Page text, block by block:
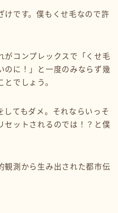
けです。僕もくせ毛なので許
がコンプレックスで「くせ毛
のに！」と一度のみならず幾
でしょう。
してもダメ。それならいっそ
セットされるのでは！？と僕
観測から生み出された都市伝